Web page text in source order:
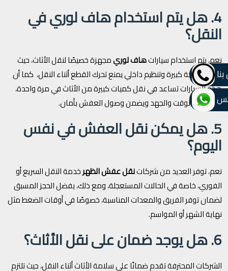
4. هل يتم استخدام هاف لوري في
النقل؟
نعم، يتم استخدام سياراتهاف لوريمجهزة خصيصًا لنقل الأثاث، حيث
توفر مساحة كبيرة وتنظيم داخلي يمنع تحرك القطع أثناء النقل، كما أن
هذه السيارات تساعد في نقل كميات كبيرة من الأثاث في مرة واحدة،
مما يوفر الوقت والجهد ويضمن وصول العفش بأمان.
5. هل يمكن نقل العفش في نفس
اليوم؟
نعم، توفر العديد من شركاتنقل عفش الظهرخدمة النقل السريع أو
الفوري، خاصة في الحالات المستعجلة، ومع ذلك، يفضل الحجز المسبق
لضمان توفر الفريق والمعدات المناسبة، خصوصًا في أوقات الضغط مثل
نهاية الشهر أو المواسم.
6. هل يوجد ضمان على نقل الأثاث؟
الشركات المحترفة تقدم ضمانًا على سلامة الأثاث أثناء النقل، حيث تلتزم